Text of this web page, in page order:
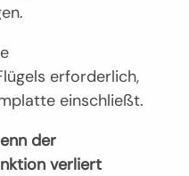
erforderlich,
einschließt.
der
verliert